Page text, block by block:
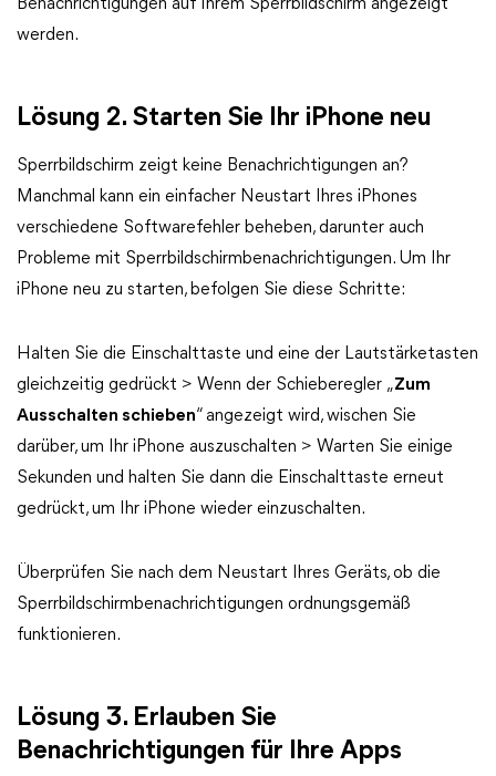
Benachrichtigungen auf Ihrem Sperrbildschirm angezeigt
werden.
Lösung 2. Starten Sie Ihr iPhone neu
Sperrbildschirm zeigt keine Benachrichtigungen an?
Manchmal kann ein einfacher Neustart Ihres iPhones
verschiedene Softwarefehler beheben, darunter auch
Probleme mit Sperrbildschirmbenachrichtigungen. Um Ihr
iPhone neu zu starten, befolgen Sie diese Schritte:
Halten Sie die Einschalttaste und eine der Lautstärketasten
gleichzeitig gedrückt > Wenn der Schieberegler „Zum
Ausschalten schieben“ angezeigt wird, wischen Sie
darüber, um Ihr iPhone auszuschalten > Warten Sie einige
Sekunden und halten Sie dann die Einschalttaste erneut
gedrückt, um Ihr iPhone wieder einzuschalten.
Überprüfen Sie nach dem Neustart Ihres Geräts, ob die
Sperrbildschirmbenachrichtigungen ordnungsgemäß
funktionieren.
Lösung 3. Erlauben Sie
Benachrichtigungen für Ihre Apps